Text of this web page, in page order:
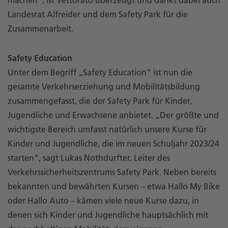
Landesrat Alfreider und dem Safety Park für die
Zusammenarbeit.
Safety Education
Unter dem Begriff „Safety Education” ist nun die
gesamte Verkehrserziehung und Mobilitätsbildung
zusammengefasst, die der Safety Park für Kinder,
Jugendliche und Erwachsene anbietet. „Der größte und
wichtigste Bereich umfasst natürlich unsere Kurse für
Kinder und Jugendliche, die im neuen Schuljahr 2023/24
starten”, sagt Lukas Nothdurfter, Leiter des
Verkehrssicherheitszentrums Safety Park. Neben bereits
bekannten und bewährten Kursen – etwa Hallo My Bike
oder Hallo Auto – kämen viele neue Kurse dazu, in
denen sich Kinder und Jugendliche hauptsächlich mit